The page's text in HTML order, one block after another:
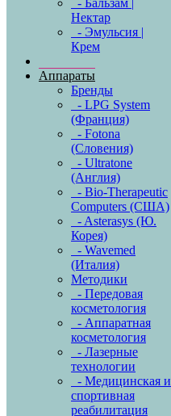
- Бальзам |
Нектар
- Эмульсия |
Крем
Аппараты
Бренды
- LPG System
(Франция)
- Fotona
(Словения)
- Ultratone
(Англия)
- Bio-Therapeutic
Computers (США)
- Asterasys (Ю.
Корея)
- Wavemed
(Италия)
Методики
- Передовая
косметология
- Аппаратная
косметология
- Лазерные
технологии
- Медицинская и
спортивная
реабилитация